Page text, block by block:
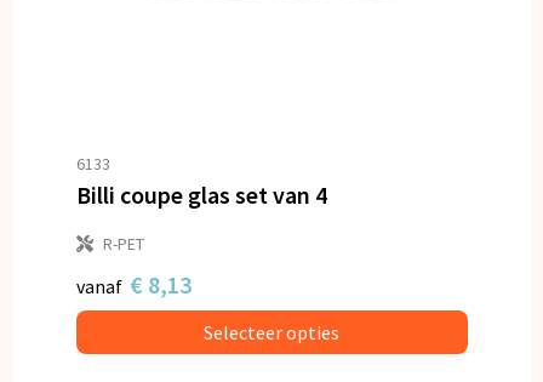
6133
Billi coupe glas set van 4
R-PET
vanaf € 8,13
Selecteer opties